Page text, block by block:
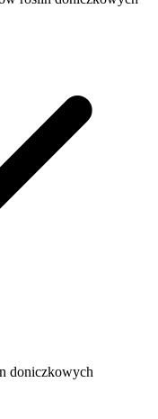
doniczkowych